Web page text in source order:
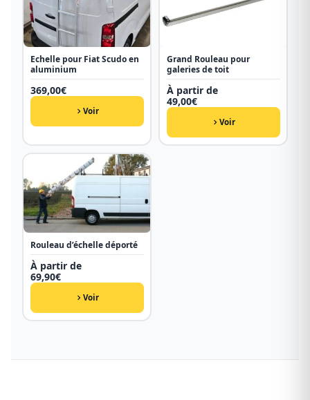
Echelle pour Fiat Scudo en
aluminium
369,00€
Voir
Grand Rouleau pour
galeries de toit
À partir de
49,00€
Voir
Rouleau d’échelle déporté
À partir de
69,90€
Voir